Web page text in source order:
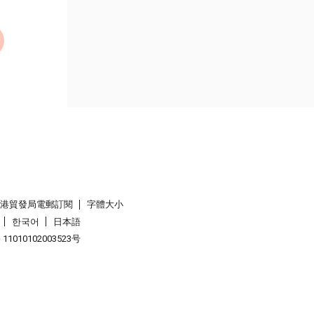
貿發局電郵訂閱
字體大小
한국어
日本語
号